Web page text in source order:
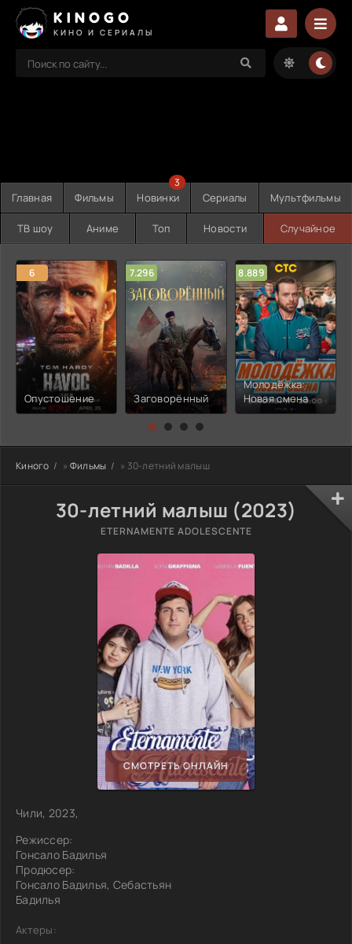
KINOGO
КИНО И СЕРИАЛЫ
Главная Фильмы Новинки
3
Сериалы Мультфильмы
ТВ шоу Аниме Топ Новости Случайное
6
Опустошение
7.296
Заговорённый
8.889
Молодёжка:
Новая смена
Киного » Фильмы » 30-летний малыш
30-летний малыш (2023)
ETERNAMENTE ADOLESCENTE
СМОТРЕТЬ ОНЛАЙН
Чили, 2023,
Режиссер:
Гонсало Бадилья
Продюсер:
Гонсало Бадилья, Себастьян
Бадилья
Актеры: